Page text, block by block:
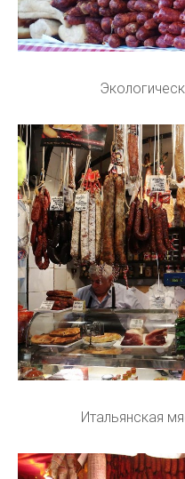
Итальянская